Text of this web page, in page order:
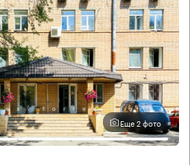
Еще 2 фото